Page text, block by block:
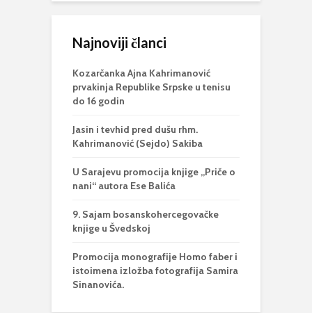
Najnoviji članci
Kozarčanka Ajna Kahrimanović
prvakinja Republike Srpske u tenisu
do 16 godin
Jasin i tevhid pred dušu rhm.
Kahrimanović (Sejdo) Sakiba
U Sarajevu promocija knjige „Priče o
nani“ autora Ese Balića
9. Sajam bosanskohercegovačke
knjige u Švedskoj
Promocija monografije Homo faber i
istoimena izložba fotografija Samira
Sinanovića.